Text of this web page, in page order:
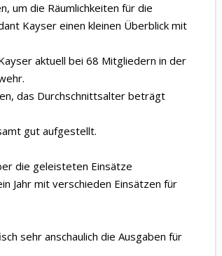
um die Räumlichkeiten für die
Kayser einen kleinen Überblick mit
aktuell bei 68 Mitgliedern in der
das Durchschnittsalter beträgt
gut aufgestellt.
die geleisteten Einsätze
Jahr mit verschieden Einsätzen für
sehr anschaulich die Ausgaben für